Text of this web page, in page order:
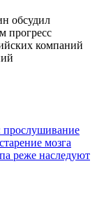
обсудил
прогресс
компаний
прослушивание
мозга
реже наследуют